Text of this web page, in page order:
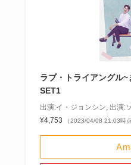
ラブ・トライアングル
SET1
出演:イ・ジョンシン, 出演:
¥4,753
（2023/04/08 21:03時